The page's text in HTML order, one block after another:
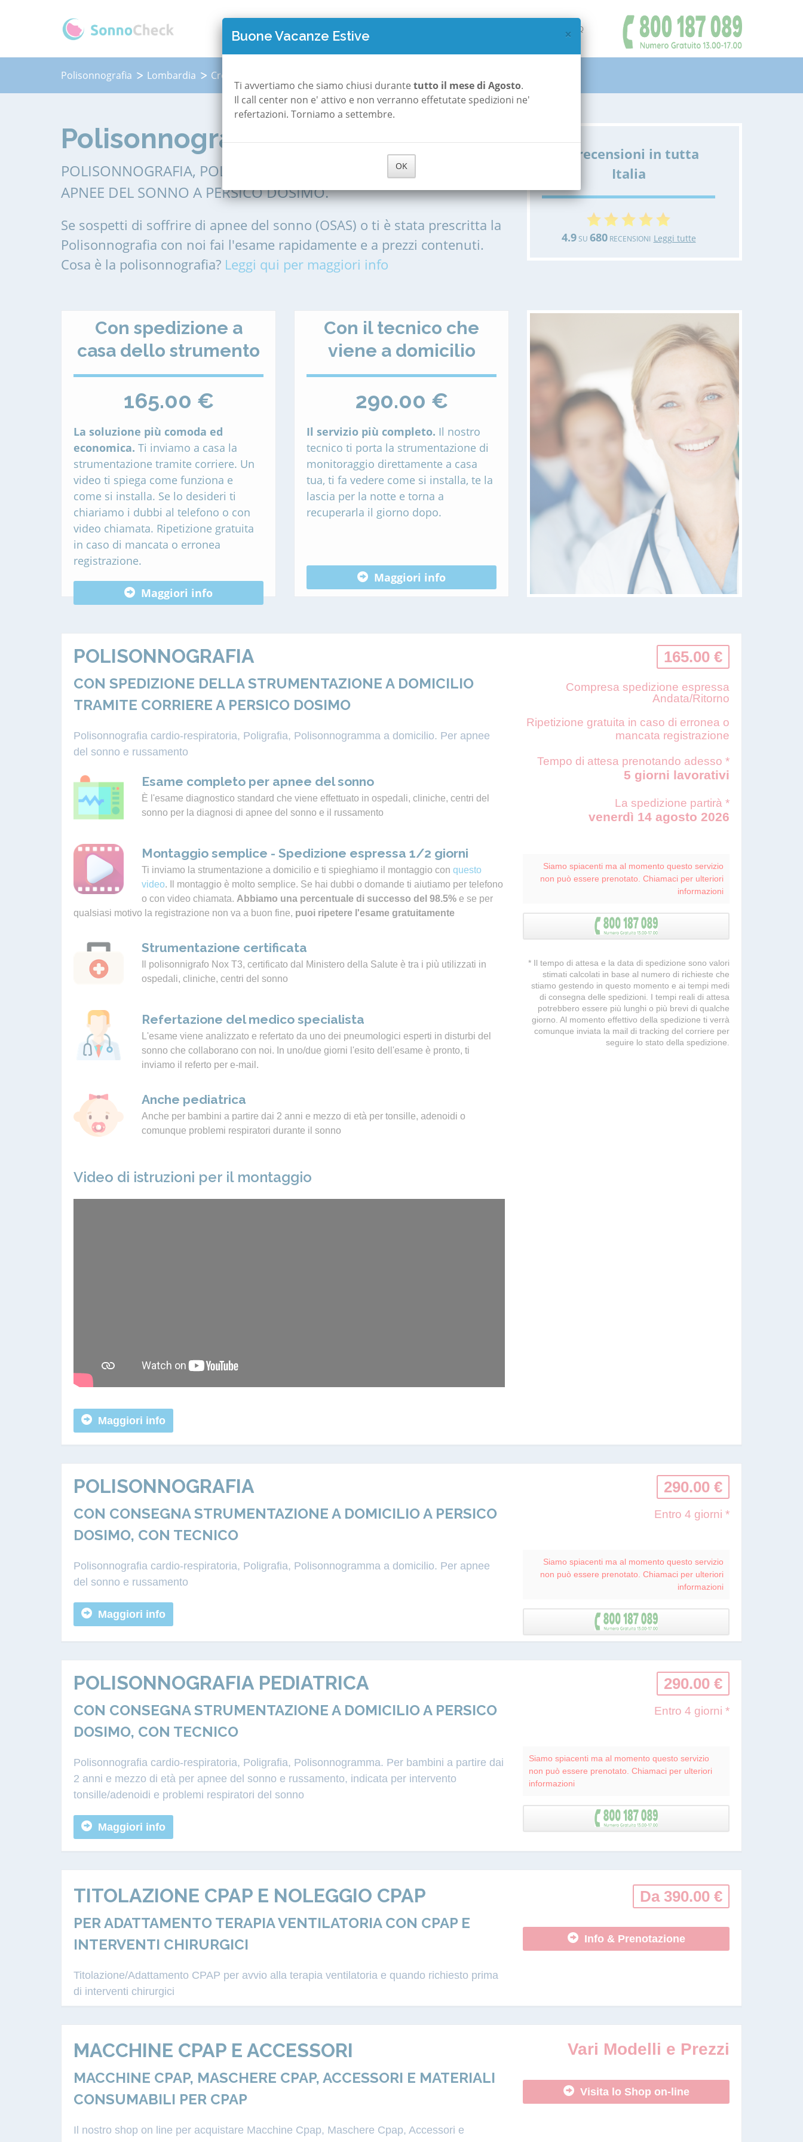
QUANTO COSTA POLISONNOGRAFIA FAQ
Polisonnografia Lombardia Cremona
Polisonnografia a Persico Dosimo
POLISONNOGRAFIA, POLIGRAFIA, POLISONNOGRAMMA PER LE
APNEE DEL SONNO A PERSICO DOSIMO.
Se sospetti di soffrire di apnee del sonno (OSAS) o ti è stata prescritta la
Polisonnografia con noi fai l'esame rapidamente e a prezzi contenuti.
Cosa è la polisonnografia? Leggi qui per maggiori info
Le recensioni in tutta
Italia
4.9SU 680RECENSIONI Leggi tutte
Con spedizione a
casa dello strumento
165.00 €
La soluzione più comoda ed
economica. Ti inviamo a casa la
strumentazione tramite corriere. Un
video ti spiega come funziona e
come si installa. Se lo desideri ti
chiariamo i dubbi al telefono o con
video chiamata. Ripetizione gratuita
in caso di mancata o erronea
registrazione.
Maggiori info
Con il tecnico che
viene a domicilio
290.00 €
Il servizio più completo. Il nostro
tecnico ti porta la strumentazione di
monitoraggio direttamente a casa
tua, ti fa vedere come si installa, te la
lascia per la notte e torna a
recuperarla il giorno dopo.
Maggiori info
POLISONNOGRAFIA
CON SPEDIZIONE DELLA STRUMENTAZIONE A DOMICILIO
TRAMITE CORRIERE A PERSICO DOSIMO
Polisonnografia cardio-respiratoria, Poligrafia, Polisonnogramma a domicilio. Per apnee
del sonno e russamento
Esame completo per apnee del sonno
È l'esame diagnostico standard che viene effettuato in ospedali, cliniche, centri del
sonno per la diagnosi di apnee del sonno e il russamento
Montaggio semplice - Spedizione espressa 1/2 giorni
Ti inviamo la strumentazione a domicilio e ti spieghiamo il montaggio con questo
video. Il montaggio è molto semplice. Se hai dubbi o domande ti aiutiamo per telefono
o con video chiamata. Abbiamo una percentuale di successo del 98.5% e se per
qualsiasi motivo la registrazione non va a buon fine, puoi ripetere l'esame gratuitamente
Strumentazione certificata
Il polisonnigrafo Nox T3, certificato dal Ministero della Salute è tra i più utilizzati in
ospedali, cliniche, centri del sonno
Refertazione del medico specialista
L'esame viene analizzato e refertato da uno dei pneumologici esperti in disturbi del
sonno che collaborano con noi. In uno/due giorni l'esito dell'esame è pronto, ti
inviamo il referto per e-mail.
Anche pediatrica
Anche per bambini a partire dai 2 anni e mezzo di età per tonsille, adenoidi o
comunque problemi respiratori durante il sonno
Video di istruzioni per il montaggio
Maggiori info
165.00 €
Compresa spedizione espressa
Andata/Ritorno
Ripetizione gratuita in caso di erronea o
mancata registrazione
Tempo di attesa prenotando adesso *
5 giorni lavorativi
La spedizione partirà *
venerdì 14 agosto 2026
Siamo spiacenti ma al momento questo servizio
non può essere prenotato. Chiamaci per ulteriori
informazioni
* Il tempo di attesa e la data di spedizione sono valori
stimati calcolati in base al numero di richieste che
stiamo gestendo in questo momento e ai tempi medi
di consegna delle spedizioni. I tempi reali di attesa
potrebbero essere più lunghi o più brevi di qualche
giorno. Al momento effettivo della spedizione ti verrà
comunque inviata la mail di tracking del corriere per
seguire lo stato della spedizione.
POLISONNOGRAFIA
CON CONSEGNA STRUMENTAZIONE A DOMICILIO A PERSICO
DOSIMO, CON TECNICO
Polisonnografia cardio-respiratoria, Poligrafia, Polisonnogramma a domicilio. Per apnee
del sonno e russamento
Maggiori info
290.00 €
Entro 4 giorni *
Siamo spiacenti ma al momento questo servizio
non può essere prenotato. Chiamaci per ulteriori
informazioni
POLISONNOGRAFIA PEDIATRICA
CON CONSEGNA STRUMENTAZIONE A DOMICILIO A PERSICO
DOSIMO, CON TECNICO
Polisonnografia cardio-respiratoria, Poligrafia, Polisonnogramma. Per bambini a partire dai
2 anni e mezzo di età per apnee del sonno e russamento, indicata per intervento
tonsille/adenoidi e problemi respiratori del sonno
Maggiori info
290.00 €
Entro 4 giorni *
Siamo spiacenti ma al momento questo servizio
non può essere prenotato. Chiamaci per ulteriori
informazioni
TITOLAZIONE CPAP E NOLEGGIO CPAP
PER ADATTAMENTO TERAPIA VENTILATORIA CON CPAP E
INTERVENTI CHIRURGICI
Titolazione/Adattamento CPAP per avvio alla terapia ventilatoria e quando richiesto prima
di interventi chirurgici
Da 390.00 €
Info & Prenotazione
MACCHINE CPAP E ACCESSORI
MACCHINE CPAP, MASCHERE CPAP, ACCESSORI E MATERIALI
CONSUMABILI PER CPAP
Il nostro shop on line per acquistare Macchine Cpap, Maschere Cpap, Accessori e
Vari Modelli e Prezzi
Visita lo Shop on-line
×
Buone Vacanze Estive
Ti avvertiamo che siamo chiusi durante tutto il mese di Agosto.
Il call center non e' attivo e non verranno effetutate spedizioni ne'
refertazioni. Torniamo a settembre.
OK